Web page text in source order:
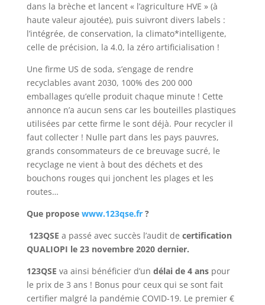
dans la brèche et lancent « l’agriculture HVE » (à
haute valeur ajoutée), puis suivront divers labels :
l’intégrée, de conservation, la climato*intelligente,
celle de précision, la 4.0, la zéro artificialisation !
Une firme US de soda, s’engage de rendre
recyclables avant 2030, 100% des 200 000
emballages qu’elle produit chaque minute ! Cette
annonce n’a aucun sens car les bouteilles plastiques
utilisées par cette firme le sont déjà. Pour recycler il
faut collecter ! Nulle part dans les pays pauvres,
grands consommateurs de ce breuvage sucré, le
recyclage ne vient à bout des déchets et des
bouchons rouges qui jonchent les plages et les
routes…
Que propose www.123qse.fr?
123QSE a passé avec succès l’audit de certification
QUALIOPI le 23 novembre 2020 dernier.
123QSE va ainsi bénéficier d’un délai de 4 anspour
le prix de 3 ans ! Bonus pour ceux qui se sont fait
certifier malgré la pandémie COVID-19. Le premier €